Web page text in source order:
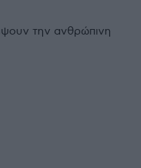
την ανθρώπινη